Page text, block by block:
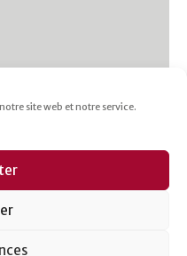
site web et notre service.